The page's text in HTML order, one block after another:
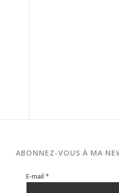
ABONNEZ-VOUS À MA
E-mail*